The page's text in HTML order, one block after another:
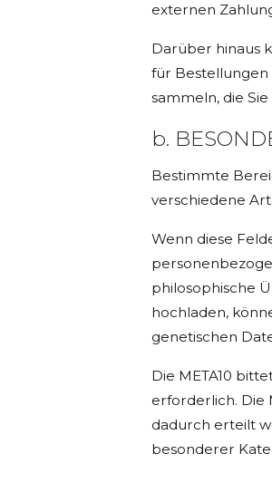
externen
Darüber hinaus
für Bestellungen
sammeln, die
b.
Bestimmte
verschiedene
Wenn diese
philosophische
hochladen,
genetischen
Die META10
erforderlich. Die
dadurch erteilt
besonderer